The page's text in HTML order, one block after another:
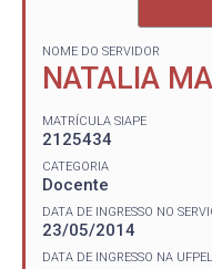
NOME DO SERVIDOR
NATALIA
MATRÍCULA SIAPE
2125434
CATEGORIA
Docente
DATA DE INGRESSO NO
23/05/2014
DATA DE INGRESSO NA UFPEL